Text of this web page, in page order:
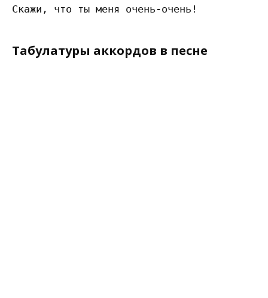
Табулатуры аккордов в песне